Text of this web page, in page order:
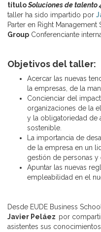
títuloSoluciones de talento
taller ha sido impartido por
Parter en Right Management
Group Conferenciante
Objetivos del taller:
Acercar las nuevas
la empresas, de la
Concienciar del
organizaciones de la
y la obligatoriedad de
sostenible.
La importancia de
de la empresa en un
gestión de personas y
Apuntar las nuevas
empleabilidad en el
Desde EUDE Business
Javier Peláez por
asistentes sus